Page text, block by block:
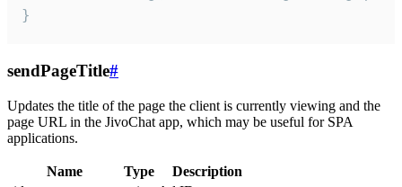
}
sendPageTitle#
Updates the title of the page the client is currently viewing and the
page URL in the JivoChat app, which may be useful for SPA
applications.
Name Type
Description